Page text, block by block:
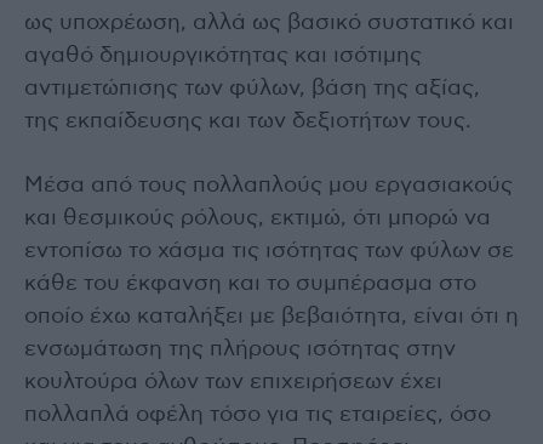
ως υποχρέωση, αλλά ως βασικό συστατικό και
αγαθό δημιουργικότητας και ισότιμης
αντιμετώπισης των φύλων, βάση της αξίας,
της εκπαίδευσης και των δεξιοτήτων τους.
Μέσα από τους πολλαπλούς μου εργασιακούς
και θεσμικούς ρόλους, εκτιμώ, ότι μπορώ να
εντοπίσω το χάσμα τις ισότητας των φύλων σε
κάθε του έκφανση και το συμπέρασμα στο
οποίο έχω καταλήξει με βεβαιότητα, είναι ότι η
ενσωμάτωση της πλήρους ισότητας στην
κουλτούρα όλων των επιχειρήσεων έχει
πολλαπλά οφέλη τόσο για τις εταιρείες, όσο